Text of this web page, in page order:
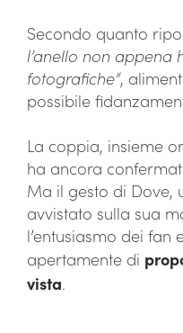
Secondo quanto
l’anello non appena
fotografiche”,
possibile
La coppia, insieme
ha ancora
Ma il gesto di Dove,
avvistato sulla sua
l’entusiasmo dei
apertamente di
vista.